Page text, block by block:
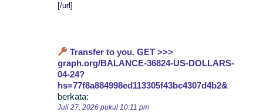
[/url]
Transfer to you. GET >>>
graph.org/BALANCE-36824-US-DOLLARS-
04-24?
hs=77f8a884998ed113305f43bc4307d4b2&
berkata:
Juli 27, 2026 pukul 10:11 pm